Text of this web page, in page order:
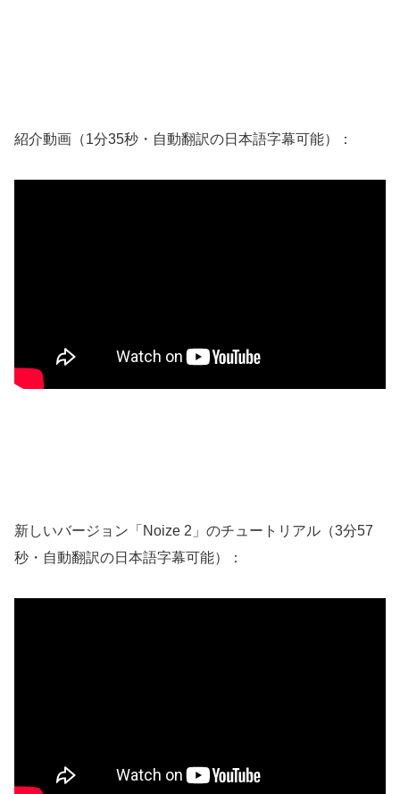
紹介動画（1分35秒・自動翻訳の日本語字幕可能）：
新しいバージョン「Noize 2」のチュートリアル（3分57
秒・自動翻訳の日本語字幕可能）：